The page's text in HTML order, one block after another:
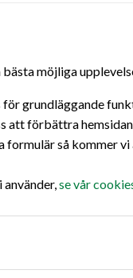
for.
see if you can find
möjliga
grundläggande
att förbättra
formulär så kommer
se vår